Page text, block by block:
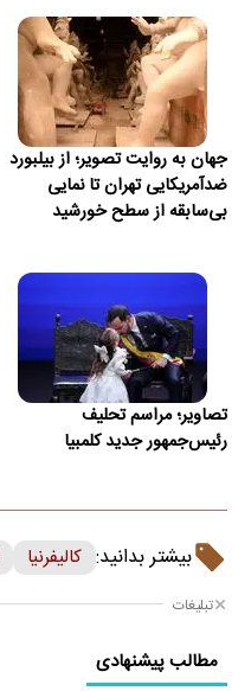
جهان به روایت تصویر؛ از بیلبورد
ضدآمریکایی تهران تا نمایی
بی‌سابقه از سطح خورشید
تصاویر؛ مراسم تحلیف
رئیس‌جمهور جدید کلمبیا
بیشتر بدانید: کالیفرنیا
تبلیغات
مطالب پیشنهادی